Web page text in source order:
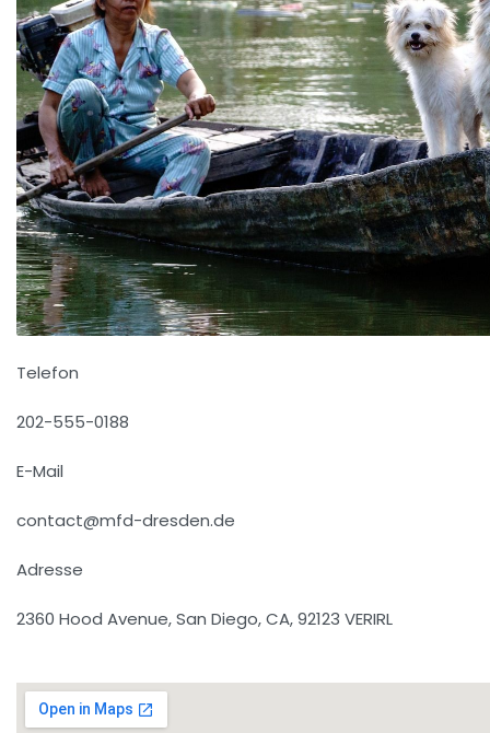
Telefon
202-555-0188
E-Mail
contact@mfd-dresden.de
Adresse
2360 Hood Avenue, San Diego, CA, 92123 VERIRL